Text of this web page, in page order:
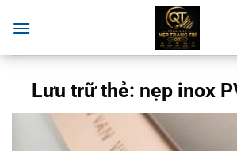
đến
Lưu trữ thẻ: nẹp inox